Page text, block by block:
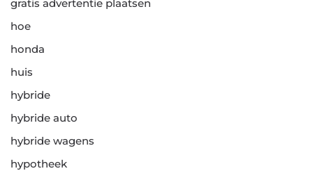
gratis advertentie plaatsen
hoe
honda
huis
hybride
hybride auto
hybride wagens
hypotheek